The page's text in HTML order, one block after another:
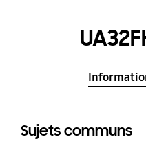
Sujets communs